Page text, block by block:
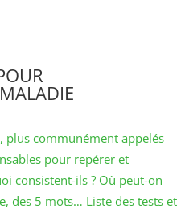
plus communément appelés
pour repérer et
consistent-ils ? Où peut-on
des 5 mots… Liste des tests et